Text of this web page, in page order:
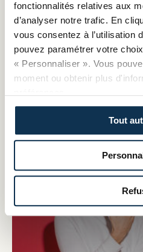
fonctionnalités relatives aux
d’analyser notre trafic. En
vous consentez à l’utilisation
pouvez paramétrer votre
« Personnaliser ». Vous
moment ou obtenir plus
Tout
C’est tout le sens de la
l’artisanat organisée par le
tous les ans fin janvier/début
faire découvrir au plus grand
formation et opportunités
apprentissage dans l’artisanat,
pour devenir acteur de sa vie